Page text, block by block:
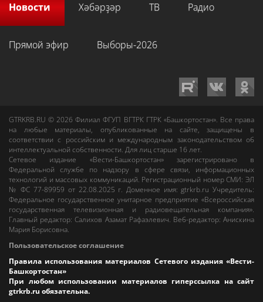
Новости Хәбәрҙәр ТВ Радио
Прямой эфир Выборы-2026
GTRKRB.RU © 2026Филиал ФГУП ВГТРК ГТРК «Башкортостан». Все права
на любые материалы, опубликованные на сайте, защищены в
соответствии с российским и международным законодательством об
интеллектуальной собственности. Для лиц старше 16 лет.
Сетевое издание «Вести-Башкортостан»зарегистрировано в
Федеральной службе по надзору в сфере связи, информационных
технологий и массовых коммуникаций. Регистрационный номер СМИ: ЭЛ
№ ФС 77-89959 от 22.08.2025 г. Доменное имя:gtrkrb.ru Учредитель:
Федеральное государственное унитарное предприятие «Всероссийская
государственная телевизионная и радиовещательная компания».
Главный редактор:Салихов Азамат Рафаэлевич. Веб-редактор:Анискина
Мария Борисовна.
Пользовательское соглашение
Правила использования материалов Сетевого издания «Вести-
Башкортостан»
При любом использовании материалов гиперссылка на сайт
gtrkrb.ru обязательна.